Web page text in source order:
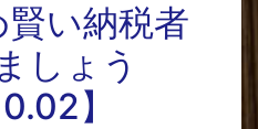
い納税者
しょう
】